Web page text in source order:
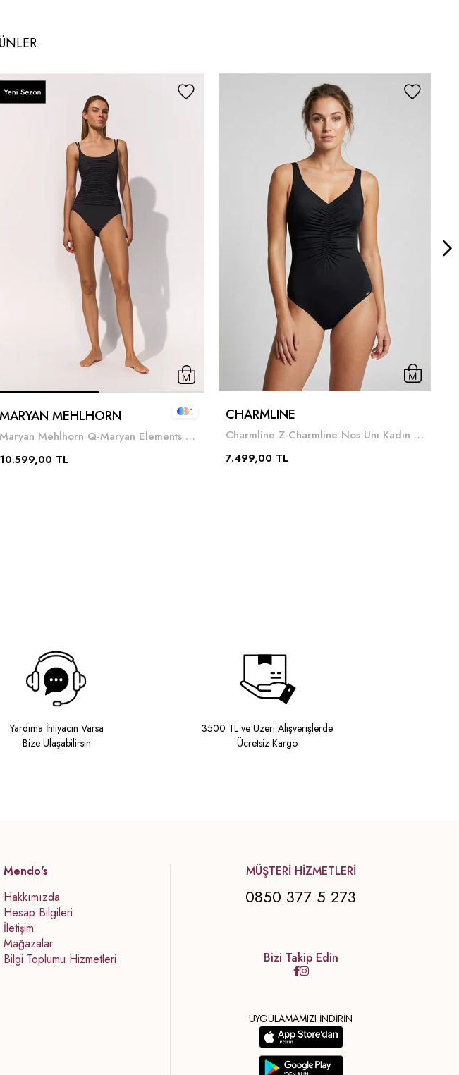
MARYAN MEHLHORN
Maryan Mehlhorn Q-Maryan Elements Kadın Mayo Siyah
10.599,00 TL
1 CHARMLINE
Charmline Z-Charmline Nos Unı Kadın Mayo Siyah
7.499,00 TL
Yardıma İhtiyacın Varsa
Bize Ulaşabilirsin
3500 TL ve Üzeri Alışverişlerde
Ücretsiz Kargo
Mendo's
Hakkımızda
Hesap Bilgileri
İletişim
Mağazalar
Bilgi Toplumu Hizmetleri
MÜŞTERİ HİZMETLERİ
0850 377 5 273
Bizi Takip Edin
UYGULAMAMIZI İNDİRİN